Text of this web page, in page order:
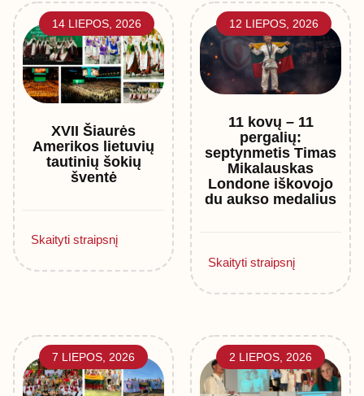
14 LIEPOS, 2026
XVII Šiaurės
Amerikos lietuvių
tautinių šokių
šventė
Skaityti straipsnį
12 LIEPOS, 2026
11 kovų – 11
pergalių:
septynmetis Timas
Mikalauskas
Londone iškovojo
du aukso medalius
Skaityti straipsnį
7 LIEPOS, 2026 2 LIEPOS, 2026